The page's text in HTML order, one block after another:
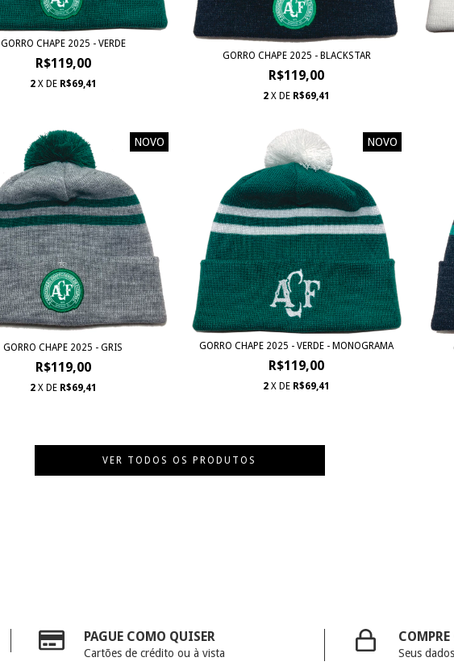
GORRO CHAPE 2025 - VERDE
R$119,00
2 X DE R$69,41
GORRO CHAPE 2025 - BLACKSTAR
R$119,00
2 X DE R$69,41
NOVO
GORRO CHAPE 2025 - GRIS
R$119,00
2 X DE R$69,41
NOVO
GORRO CHAPE 2025 - VERDE - MONOGRAMA
R$119,00
2 X DE R$69,41
VER TODOS OS PRODUTOS
PAGUE COMO QUISER
Cartões de crédito ou à vista Seus